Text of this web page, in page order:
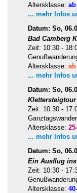
Altersklasse:
... mehr Infos
Datum: So,
Bad Camberg
Zeit: 10:30 -
Altersklasse:
... mehr Infos
Datum: So,
Zeit: 10:30 -
Altersklasse:
... mehr Infos
Datum: So,
Ein Ausflug
Zeit: 10:30 -
Altersklasse: